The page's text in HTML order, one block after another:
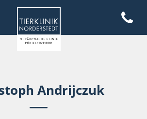
Homepage Tierklinik
Open
Andrijczuk